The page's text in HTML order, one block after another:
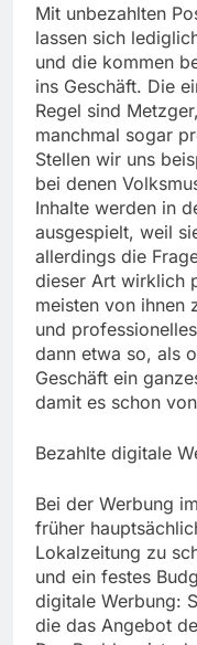
Mit unbezahlten
lassen sich
und die kommen
ins Geschäft. Die
Regel sind
manchmal sogar
Stellen wir uns
bei denen
Inhalte werden in
ausgespielt, weil
allerdings die
dieser Art wirklich
meisten von ihnen
und
dann etwa so, als
Geschäft ein
damit es schon
Bezahlte digitale
Bei der Werbung
früher
Lokalzeitung zu
und ein festes
digitale Werbung:
die das Angebot